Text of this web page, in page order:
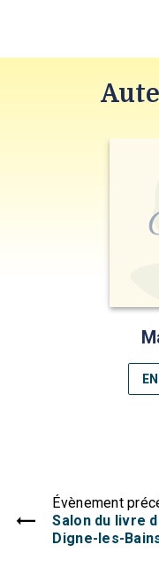
Évènement
Salon du livre
Digne-les-